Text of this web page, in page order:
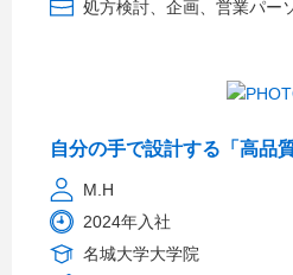
処方検討、企画、営業パー
自分の手で設計する「高品
M.H
2024年入社
名城大学大学院